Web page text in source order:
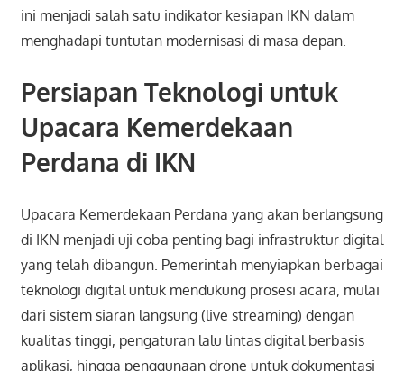
ini menjadi salah satu indikator kesiapan IKN dalam
menghadapi tuntutan modernisasi di masa depan.
Persiapan Teknologi untuk
Upacara Kemerdekaan
Perdana di IKN
Upacara Kemerdekaan Perdana yang akan berlangsung
di IKN menjadi uji coba penting bagi infrastruktur digital
yang telah dibangun. Pemerintah menyiapkan berbagai
teknologi digital untuk mendukung prosesi acara, mulai
dari sistem siaran langsung (live streaming) dengan
kualitas tinggi, pengaturan lalu lintas digital berbasis
aplikasi, hingga penggunaan drone untuk dokumentasi